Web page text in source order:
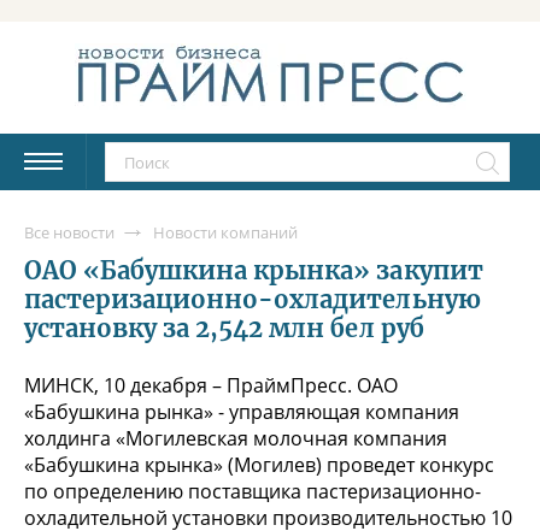
Все новости Новости компаний
ОАО «Бабушкина крынка» закупит
пастеризационно-охладительную
установку за 2,542 млн бел руб
МИНСК, 10 декабря – ПраймПресс. ОАО
«Бабушкина рынка» - управляющая компания
холдинга «Могилевская молочная компания
«Бабушкина крынка» (Могилев) проведет конкурс
по определению поставщика пастеризационно-
охладительной установки производительностью 10